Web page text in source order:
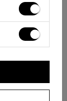
chcesz inny